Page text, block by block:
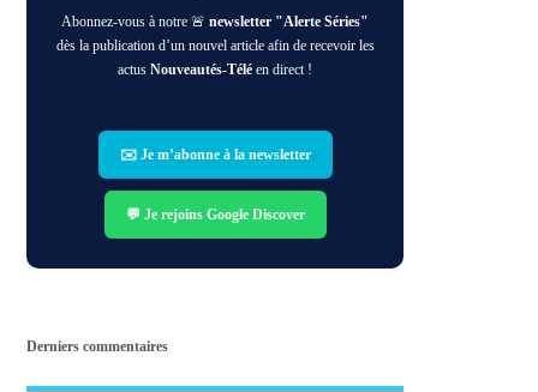
Abonnez-vous à notre 🚨newsletter "Alerte Séries"
dès la publication d’un nouvel article afin de recevoir les
actusNouveautés-Télé en direct !
✉️ Je m’abonne à la newsletter
💬 Je rejoins Google Discover
Derniers commentaires